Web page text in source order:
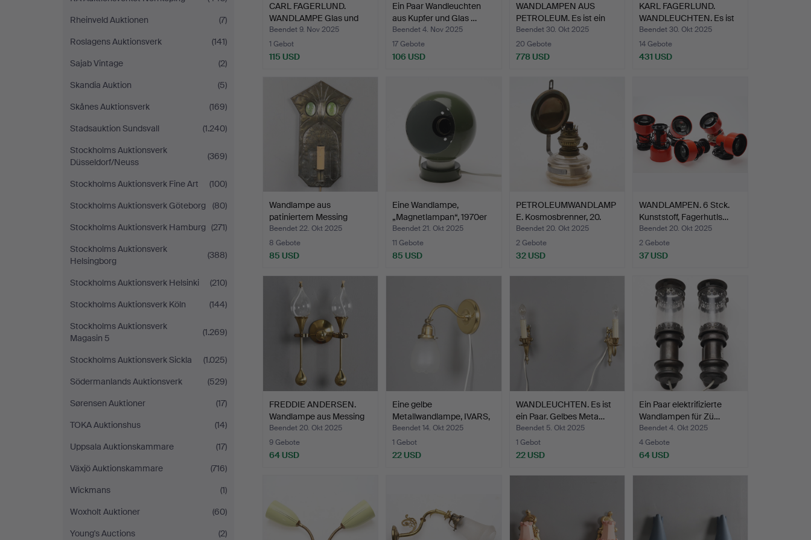
Rheinveld Auktionen
(7)
Roslagens Auktionsverk
(141)
Sajab Vintage
(2)
Skandia Auktion
(5)
Skånes Auktionsverk
(169)
Stadsauktion Sundsvall
(1.240)
Stockholms Auktionsverk
Düsseldorf/Neuss
(369)
Stockholms Auktionsverk Fine Art
(100)
Stockholms Auktionsverk Göteborg
(80)
Stockholms Auktionsverk Hamburg (271)
Stockholms Auktionsverk
Helsingborg
(388)
Stockholms Auktionsverk Helsinki
(210)
Stockholms Auktionsverk Köln
(144)
Stockholms Auktionsverk
Magasin 5
(1.269)
Stockholms Auktionsverk Sickla
(1.025)
Södermanlands Auktionsverk
(529)
Sørensen Auktioner
(17)
TOKA Auktionshus
(14)
Uppsala Auktionskammare
(17)
Växjö Auktionskammare
(716)
Wickmans
(1)
Woxholt Auktioner
(60)
Young's Auctions
(2)
CARL FAGERLUND.
WANDLAMPE Glas und
Messing…
Beendet 9. Nov 2025
1 Gebot
115 USD
Ein Paar Wandleuchten
aus Kupfer und Glas …
Beendet 4. Nov 2025
17 Gebote
106 USD
WANDLAMPEN AUS
PETROLEUM. Es ist ein
Paar.…
Beendet 30. Okt 2025
20 Gebote
778 USD
KARL FAGERLUND.
WANDLEUCHTEN. Es ist
ein P…
Beendet 30. Okt 2025
14 Gebote
431 USD
Wandlampe aus
patiniertem Messing
„Eule“, …
Beendet 22. Okt 2025
8 Gebote
85 USD
Eine Wandlampe,
„Magnetlampan“, 1970er
Jah…
Beendet 21. Okt 2025
11 Gebote
85 USD
PETROLEUMWANDLAMP
E. Kosmosbrenner, 20.
Jah…
Beendet 20. Okt 2025
2 Gebote
32 USD
WANDLAMPEN. 6 Stck.
Kunststoff, Fagerhutls…
Beendet 20. Okt 2025
2 Gebote
37 USD
FREDDIE ANDERSEN.
Wandlampe aus Messing
mi…
Beendet 20. Okt 2025
9 Gebote
64 USD
Eine gelbe
Metallwandlampe, IVARS,
zweite …
Beendet 14. Okt 2025
1 Gebot
22 USD
WANDLEUCHTEN. Es ist
ein Paar. Gelbes Meta…
Beendet 5. Okt 2025
1 Gebot
22 USD
Ein Paar elektrifizierte
Wandlampen für Zü…
Beendet 4. Okt 2025
4 Gebote
64 USD